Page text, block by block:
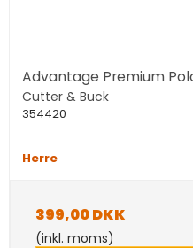
Advantage Premium
Cutter & Buck
354420
Herre
399,00 DKK
(inkl. moms)